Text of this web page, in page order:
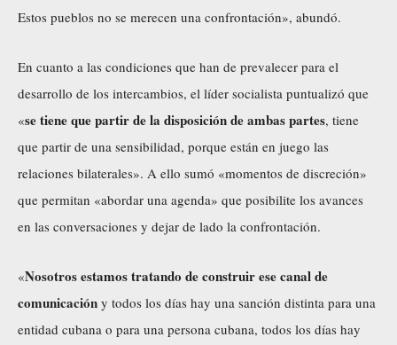
Estos pueblos no se merecen una confrontación», abundó.
En cuanto a las condiciones que han de prevalecer para el
desarrollo de los intercambios, el líder socialista puntualizó que
«se tiene que partir de la disposición de ambas partes, tiene
que partir de una sensibilidad, porque están en juego las
relaciones bilaterales». A ello sumó «momentos de discreción»
que permitan «abordar una agenda» que posibilite los avances
en las conversaciones y dejar de lado la confrontación.
«Nosotros estamos tratando de construir ese canal de
comunicación y todos los días hay una sanción distinta para una
entidad cubana o para una persona cubana, todos los días hay